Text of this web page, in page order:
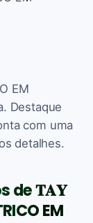
EM
Destaque
com uma
detalhes.
de 𝐓𝐀𝐘
EM